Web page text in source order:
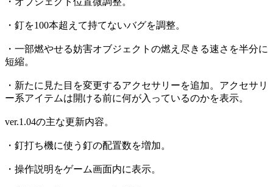
・釘を100本超えて持てないバグを調整。
・一部燃やせる妨害オブジェクトの燃え尽きる速さを半分に
短縮。
・新たに見た目を変更するアクセサリーを追加。アクセサリ
ー系アイテムは開ける前に何が入っているのかを表示。
ver.1.04の主な更新内容。
・釘打ち機に使う釘の配置数を増加。
・操作説明をゲーム画面内に表示。